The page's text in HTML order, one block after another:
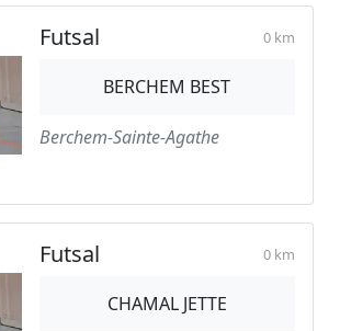
Futsal 0 km
BERCHEM BEST
Berchem-Sainte-Agathe
Futsal 0 km
CHAMAL JETTE